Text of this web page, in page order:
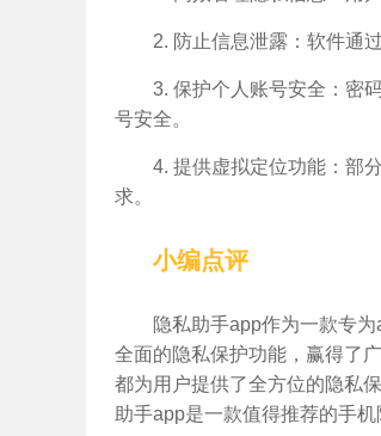
2. 防止信息泄露：软件通
3. 保护个人账号安全：密
号安全。
4. 提供虚拟定位功能：部
求。
小编点评
隐私助手app作为一款专
全面的隐私保护功能，赢得了
都为用户提供了全方位的隐私
助手app是一款值得推荐的手机